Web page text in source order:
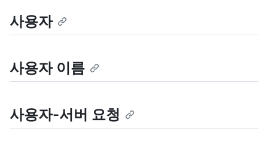
사용자
사용자 이름
사용자-서버 요청